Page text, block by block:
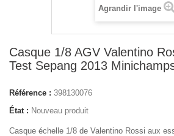
Agrandir l'image
Casque 1/8 AGV Valentino
Test Sepang 2013
Référence : 398130076
État : Nouveau produit
Casque échelle 1/8 de Valentino Rossi aux